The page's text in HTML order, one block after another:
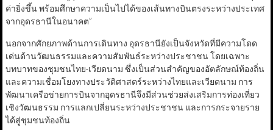
ค่ายิ่งขึ้น พร้อมศึกษาความเป็นไปได้ของเส้นทางบินตรงระหว่างประเทศ
จากอุดรธานีในอนาคต”
นอกจากศักยภาพด้านการเดินทาง อุดรธานียังเป็นจังหวัดที่มีความโดด
เด่นด้านวัฒนธรรมและความสัมพันธ์ระหว่างประชาชน โดยเฉพาะ
บทบาทของชุมชนไทย-เวียดนาม ซึ่งเป็นส่วนสำคัญของอัตลักษณ์ท้องถิ่น
และความเชื่อมโยงทางประวัติศาสตร์ระหว่างไทยและเวียดนาม การ
พัฒนาเครือข่ายการบินจากอุดรธานีจึงมีส่วนช่วยส่งเสริมการท่องเที่ยว
เชิงวัฒนธรรม การแลกเปลี่ยนระหว่างประชาชน และการกระจายราย
ได้สู่ชุมชนท้องถิ่น